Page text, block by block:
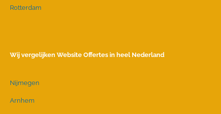
Rotterdam
Wij vergelijken Website Offertes in heel Nederland
Nijmegen
Arnhem